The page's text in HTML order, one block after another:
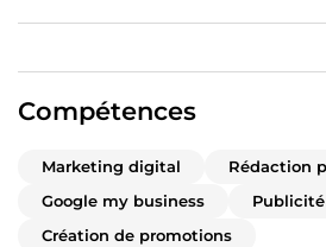
Compétences
Marketing digital
Rédaction
Google my business
Publicité
Création de promotions